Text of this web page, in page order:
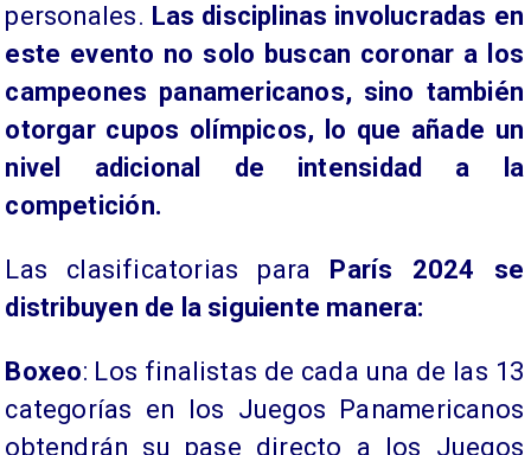
personales. Las disciplinas involucradas en
este evento no solo buscan coronar a los
campeones panamericanos, sino también
otorgar cupos olímpicos, lo que añade un
nivel adicional de intensidad a la
competición.
Las clasificatorias para París 2024 se
distribuyen de la siguiente manera:
Boxeo: Los finalistas de cada una de las 13
categorías en los Juegos Panamericanos
obtendrán su pase directo a los Juegos